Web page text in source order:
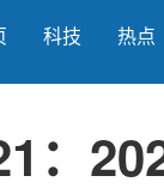
科技 热点
：